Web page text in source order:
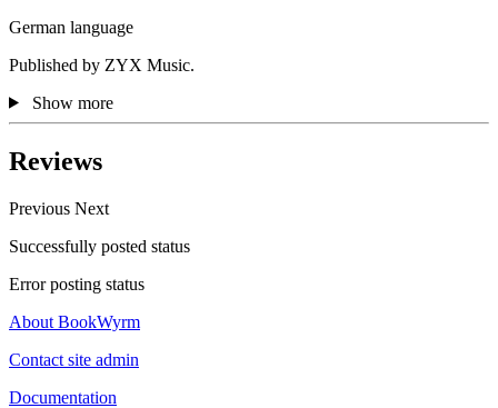
German language
Published by ZYX Music.
Show more
Reviews
Previous Next
Successfully posted status
Error posting status
About BookWyrm
Contact site admin
Documentation